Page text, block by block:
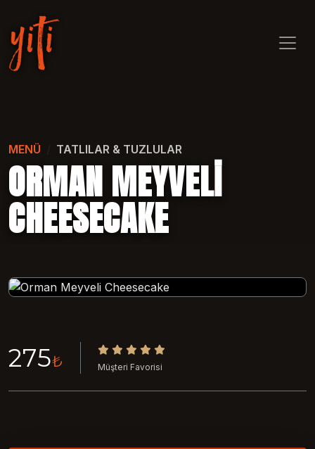
MENÜ TATLILAR & TUZLULAR
ORMAN MEYVELI
CHEESECAKE
275₺ Müşteri Favorisi